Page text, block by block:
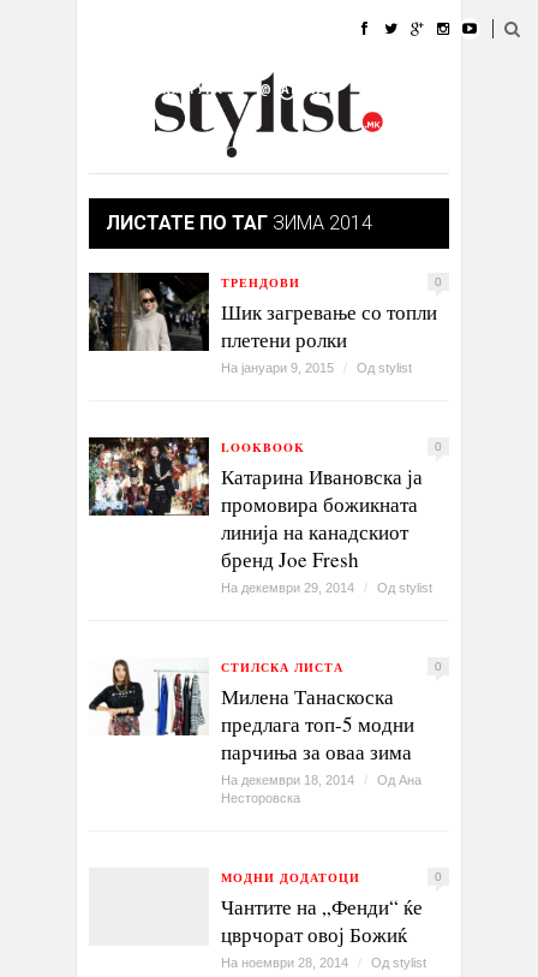
УБАВИНА
КУЛТУРА @РАБОТА
ИЗЛОГ
ЛИСТАТЕ ПО ТАГ ЗИМА 2014
ТРЕНДОВИ 0
Шик загревање со топли
плетени ролки
На јануари 9, 2015 / Од stylist
LOOKBOOK 0
Катарина Ивановска ја
промовира божикната
линија на канадскиот
бренд Joe Fresh
На декември 29, 2014 / Од stylist
СТИЛСКА ЛИСТА 0
Милена Танаскоска
предлага топ-5 модни
парчиња за оваа зима
На декември 18, 2014 / Од Ана
Несторовска
МОДНИ ДОДАТОЦИ 0
Чантите на „Фенди“ ќе
цврчорат овој Божиќ
На ноември 28, 2014 / Од stylist